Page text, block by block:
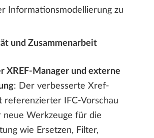
Informationsmodellierung zu
und Zusammenarbeit
XREF-Manager und externe
: Der verbesserte Xref-
referenzierter IFC-Vorschau
neue Werkzeuge für die
wie Ersetzen, Filter,